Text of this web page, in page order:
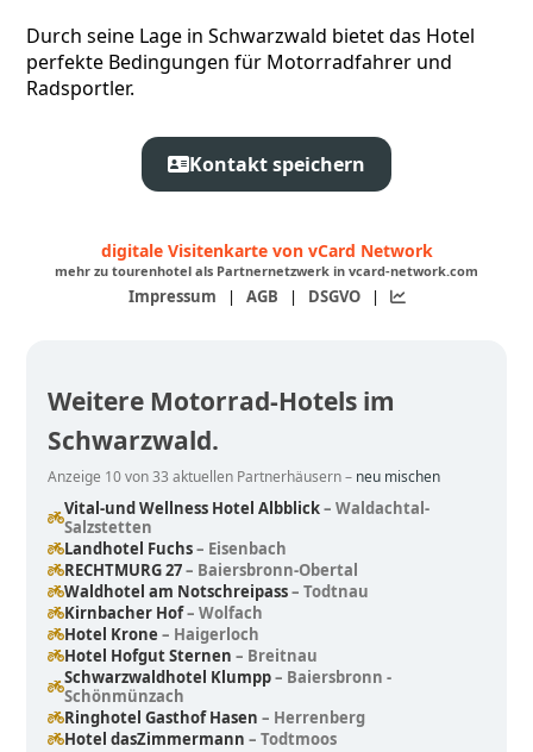
Durch seine Lage in Schwarzwald bietet das Hotel
perfekte Bedingungen für Motorradfahrer und
Radsportler.
Kontakt speichern
digitale Visitenkarte von vCard Network
mehr zu tourenhotel als Partnernetzwerk in vcard-network.com
Impressum | AGB | DSGVO |
Weitere Motorrad-Hotels im
Schwarzwald.
Anzeige 10 von 33 aktuellen Partnerhäusern – neu mischen
Vital-und Wellness Hotel Albblick– Waldachtal-
Salzstetten
Landhotel Fuchs– Eisenbach
RECHTMURG 27– Baiersbronn-Obertal
Waldhotel am Notschreipass– Todtnau
Kirnbacher Hof– Wolfach
Hotel Krone – Haigerloch
Hotel Hofgut Sternen – Breitnau
Schwarzwaldhotel Klumpp– Baiersbronn -
Schönmünzach
Ringhotel Gasthof Hasen – Herrenberg
Hotel dasZimmermann – Todtmoos